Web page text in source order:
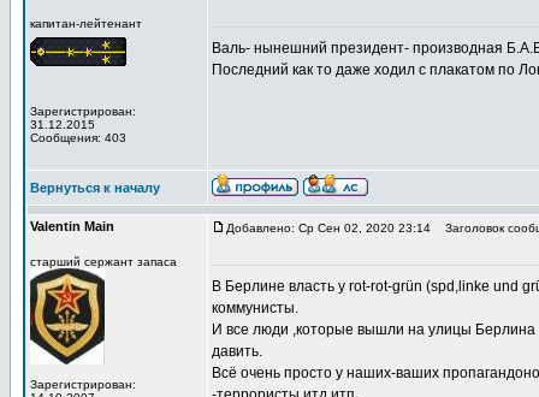
капитан-лейтенант
Зарегистрирован:
31.12.2015
Сообщения: 403
Валь- нынешний президент- производная
Последний как то даже ходил с плакатом по
Вернуться к началу
Valentin Main
старший сержант запаса
Зарегистрирован:
Добавлено: Ср Сен 02, 2020 23:14 Заголовок
В Берлине власть у rot-rot-grün (spd,linke und
коммунисты.
И все люди ,которые вышли на улицы Берлина
давить.
Всё очень просто у наших-ваших